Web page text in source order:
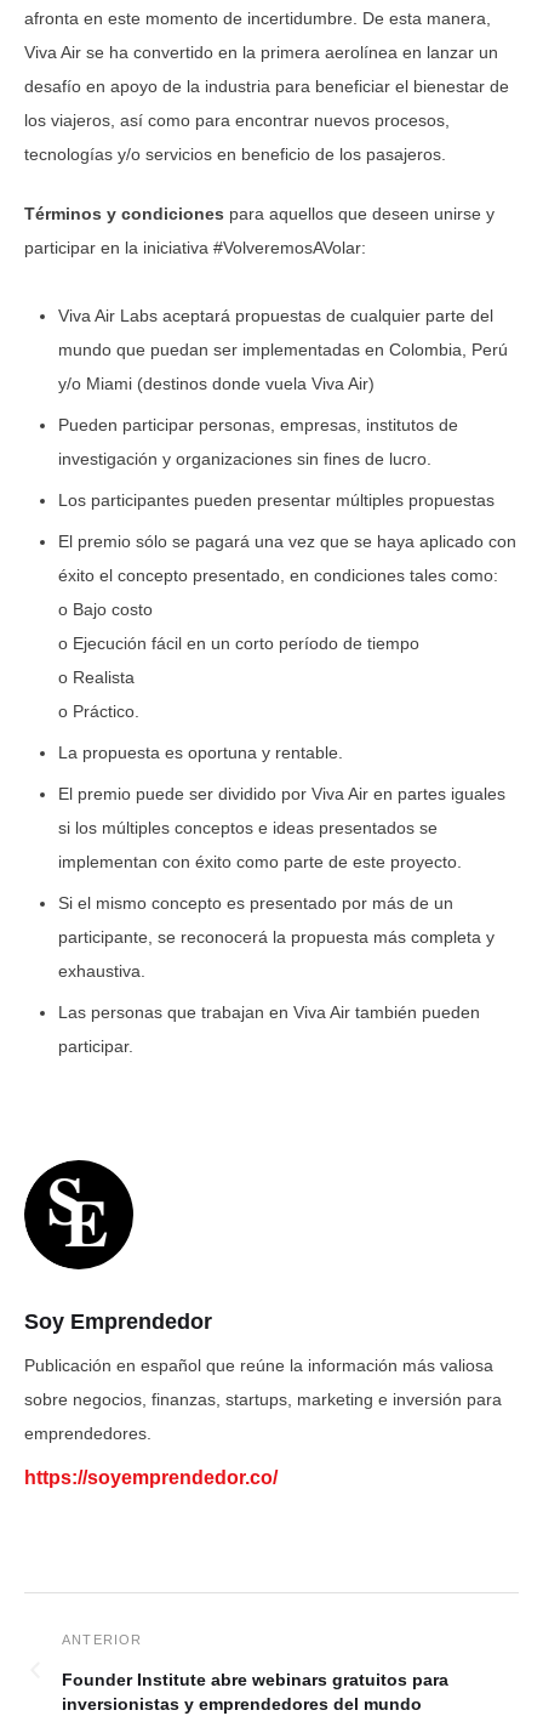
afronta en este momento de incertidumbre. De esta manera,
Viva Air se ha convertido en la primera aerolínea en lanzar un
desafío en apoyo de la industria para beneficiar el bienestar de
los viajeros, así como para encontrar nuevos procesos,
tecnologías y/o servicios en beneficio de los pasajeros.
Términos y condiciones para aquellos que deseen unirse y
participar en la iniciativa #VolveremosAVolar:
Viva Air Labs aceptará propuestas de cualquier parte del
mundo que puedan ser implementadas en Colombia, Perú
y/o Miami (destinos donde vuela Viva Air)
Pueden participar personas, empresas, institutos de
investigación y organizaciones sin fines de lucro.
Los participantes pueden presentar múltiples propuestas
El premio sólo se pagará una vez que se haya aplicado con
éxito el concepto presentado, en condiciones tales como:
o Bajo costo
o Ejecución fácil en un corto período de tiempo
o Realista
o Práctico.
La propuesta es oportuna y rentable.
El premio puede ser dividido por Viva Air en partes iguales
si los múltiples conceptos e ideas presentados se
implementan con éxito como parte de este proyecto.
Si el mismo concepto es presentado por más de un
participante, se reconocerá la propuesta más completa y
exhaustiva.
Las personas que trabajan en Viva Air también pueden
participar.
Soy Emprendedor
Publicación en español que reúne la información más valiosa
sobre negocios, finanzas, startups, marketing e inversión para
emprendedores.
https://soyemprendedor.co/
Founder Institute abre webinars gratuitos para
inversionistas y emprendedores del mundo